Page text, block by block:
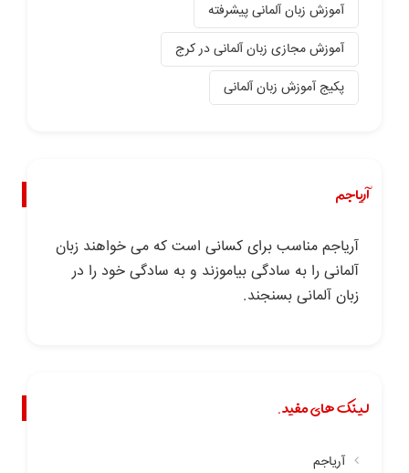
آموزش زبان آلمانی پیشرفته
آموزش مجازی زبان آلمانی در کرج
پکیج آموزش زبان آلمانی
آریاجم
آریاجم مناسب برای کسانی است که می خواهند زبان
آلمانی را به سادگی بیاموزند و به سادگی خود را در
زبان آلمانی بسنجند.
لینک های مفید.
آریاجم